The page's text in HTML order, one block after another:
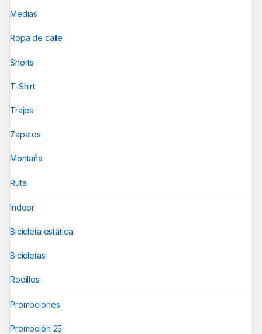
Medias
Ropa de calle
Shorts
T-Shirt
Trajes
Zapatos
Montaña
Ruta
Indoor
Bicicleta estática
Bicicletas
Rodillos
Promociones
Promoción 25